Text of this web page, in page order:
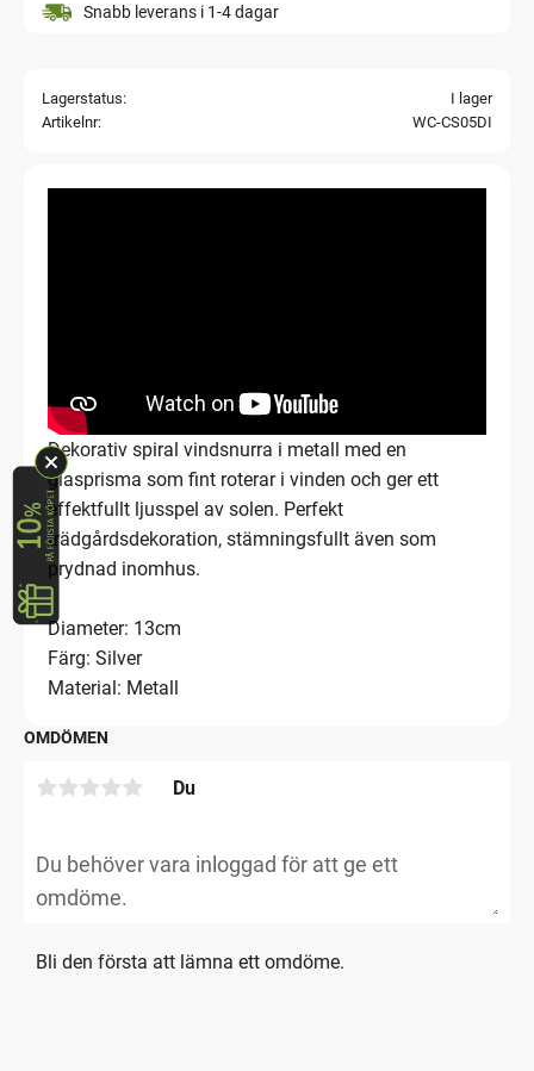
Snabb leverans i 1-4 dagar
Lagerstatus
I lager
Artikelnr
WC-CS05DI
Dekorativ spiral vindsnurra i metall med en
glasprisma som fint roterar i vinden och ger ett
effektfullt ljusspel av solen. Perfekt
trädgårdsdekoration, stämningsfullt även som
prydnad inomhus.
Diameter: 13cm
Färg: Silver
Material: Metall
OMDÖMEN
Du
Bli den första att lämna ett omdöme.